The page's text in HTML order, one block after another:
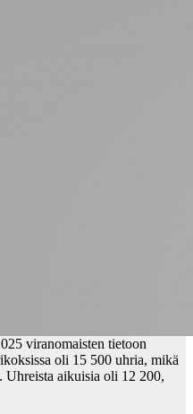
viranomaisten tietoon
oli 15 500 uhria, mikä
Uhreista aikuisia oli 12 200,